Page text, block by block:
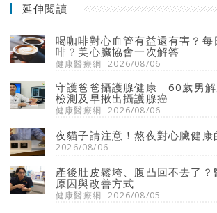
延伸閱讀
喝咖啡對心血管有益還有害？每
啡？美心臟協會一次解答
健康醫療網 2026/08/06
守護爸爸攝護腺健康 60歲男
檢測及早揪出攝護腺癌
健康醫療網 2026/08/06
夜貓子請注意！熬夜對心臟健康
2026/08/06
產後肚皮鬆垮、腹凸回不去了
原因與改善方式
健康醫療網 2026/08/05